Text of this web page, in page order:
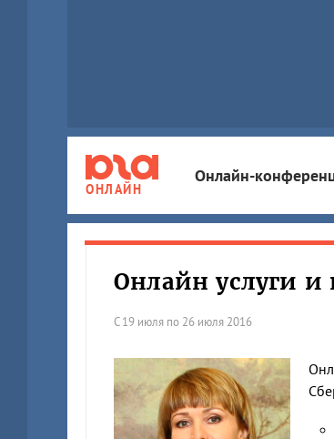
ОНЛАЙН
Онлайн-
Онлайн услуги и
С 19 июля по 26 июля 2016